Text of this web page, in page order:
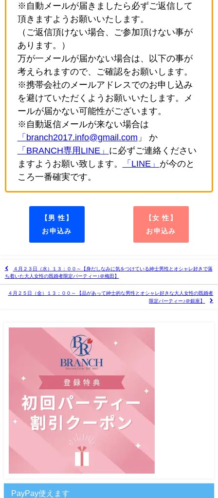
※自動メールが届きましたら必ずご返信して
頂きますようお願いいたします。
（ご返信頂けない場合、ご参加頂けない事が
あります。）
万が一メールが届かない場合は、以下の事が
考えられますので、ご確認をお願いします。
※携帯会社のメールアドレスでのお申し込み
を避けていただくようお願いいたします。メ
ールが届かない可能性がございます。
※自動返信メールが来ない場合は
「branch2017.info@gmail.com 」 か
「BRANCH専用LINE」 に必ずご連絡ください
ますようお願い致します。
「LINE」 が今のと
ころ一番確実です。
【男 性】
お申込み
【女 性】
お申込み
４月２３日（水）１３：００～【身だしなみに気をつけている紳士男性とオシャレ好きで落
ち着いた大人女性の既婚者限定パーティー♪＠梅田】
４月２５日（金）１３：００～ 【品があって紳士的な男性とオシャレ好きな大人女性の既婚者
限定パーティー♪＠銀座】
PayPay使えます